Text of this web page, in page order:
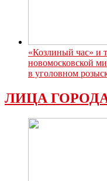
«Козлиный час» и
новомосковской
в уголовном
ЛИЦА